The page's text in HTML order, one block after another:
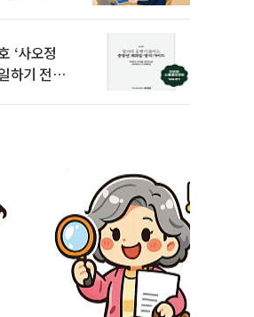
‘사오정
하기 전략’